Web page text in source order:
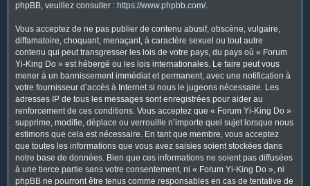
phpBB, veuillez consulter : https://www.phpbb.com/.
Vous acceptez de ne pas publier de contenu abusif, obscène, vulgaire,
diffamatoire, choquant, menaçant, à caractère sexuel ou tout autre
contenu qui peut transgresser les lois de votre pays, du pays où « Forum
Yi-King Do » est hébergé ou les lois internationales. Le faire peut vous
mener à un bannissement immédiat et permanent, avec une notification à
votre fournisseur d’accès à Internet si nous le jugeons nécessaire. Les
adresses IP de tous les messages sont enregistrées pour aider au
renforcement de ces conditions. Vous acceptez que « Forum Yi-King Do »
supprime, modifie, déplace ou verrouille n’importe quel sujet lorsque nous
estimons que cela est nécessaire. En tant que membre, vous acceptez
que toutes les informations que vous avez saisies soient stockées dans
notre base de données. Bien que ces informations ne soient pas diffusées
à une tierce partie sans votre consentement, ni « Forum Yi-King Do », ni
phpBB ne pourront être tenus comme responsables en cas de tentative de